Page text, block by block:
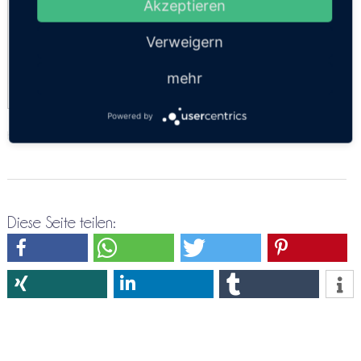
15:30
Diese Seite teilen:
Akzeptieren
Verweigern
mehr
Powered by